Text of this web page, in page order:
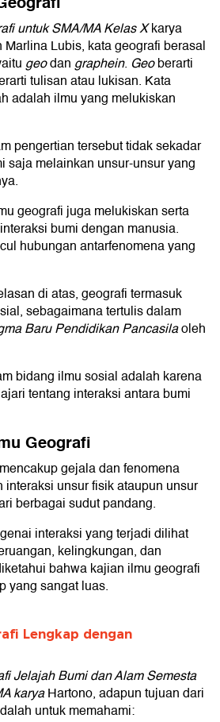
untuk SMA/MA Kelas Xkarya
Lubis, kata geografi berasal
geodangraphein. Geoberarti
tulisan atau lukisan. Kata
adalah ilmu yang melukiskan
pengertian tersebut tidak sekadar
saja melainkan unsur-unsur yang
geografi juga melukiskan serta
bumi dengan manusia.
hubungan antarfenomena yang
di atas, geografi termasuk
sebagaimana tertulis dalam
Baru Pendidikan Pancasilaoleh
bidang ilmu sosial adalah karena
tentang interaksi antara bumi
Geografi
mencakup gejala dan fenomena
unsur fisik ataupun unsur
berbagai sudut pandang.
interaksi yang terjadi dilihat
kelingkungan, dan
bahwa kajian ilmu geografi
yang sangat luas.
Lengkap dengan
Jelajah Bumi dan Alam Semesta
karyaHartono, adapun tujuan dari
untuk memahami: